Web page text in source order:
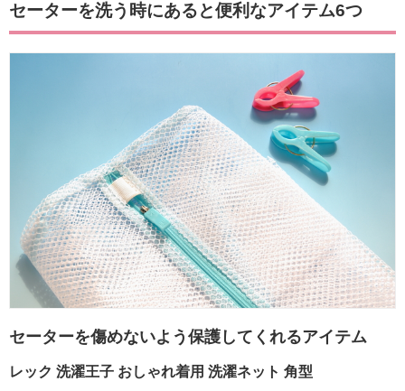
セーターを洗う時にあると便利なアイテム6つ
セーターを傷めないよう保護してくれるアイテム
レック 洗濯王子 おしゃれ着用 洗濯ネット 角型